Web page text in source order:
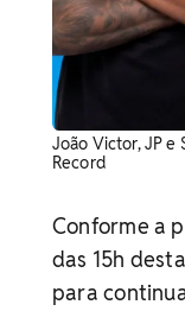
João Victor, JP e
Record
Conforme a
das 15h
para